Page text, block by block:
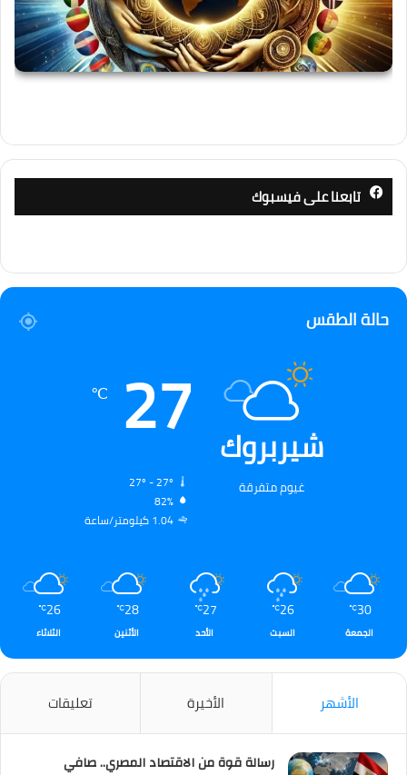
تابعنا على فيسبوك
حالة الطقس
شيربروك
غيوم متفرقة
27
℃
82%
1.04 كيلومتر/ساعة
30
℃
الجمعة
26
℃
السبت
27
℃
الأحد
28
℃
الأثنين
26
℃
الثلاثاء
الأشهر الأخيرة تعليقات
رسالة قوة من الاقتصاد المصري.. صافي